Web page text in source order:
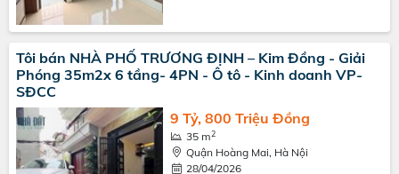
Tôi bán NHÀ PHỐ TRƯƠNG ĐỊNH – Kim Đồng - Giải
Phóng 35m2x 6 tầng- 4PN - Ô tô - Kinh doanh VP-
SĐCC
9 Tỷ, 800 Triệu Đồng
35 m2
Quận Hoàng Mai, Hà Nội
28/04/2026